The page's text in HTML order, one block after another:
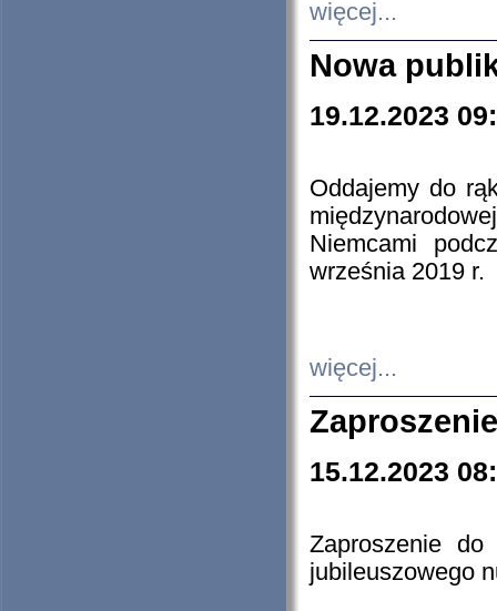
więcej...
Nowa
19.12.2023
Oddajemy do
Niemcami
września 2019 r.
więcej...
15.12.2023
Zaproszenie do
jubileuszowego